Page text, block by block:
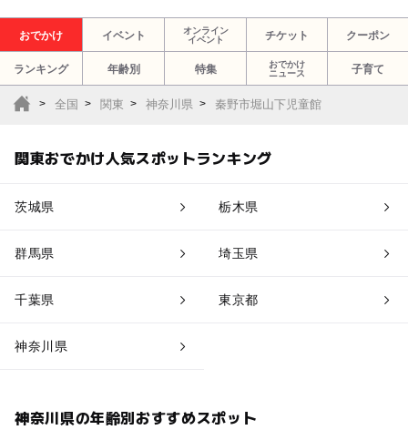
おでかけ イベント
オンライン
イベント
チケット クーポン
ランキング 年齢別 特集
おでかけ
ニュース
子育て
全国 関東 神奈川県 秦野市堀山下児童館
関東おでかけ人気スポットランキング
茨城県 栃木県
群馬県 埼玉県
千葉県 東京都
神奈川県
神奈川県の年齢別おすすめスポット